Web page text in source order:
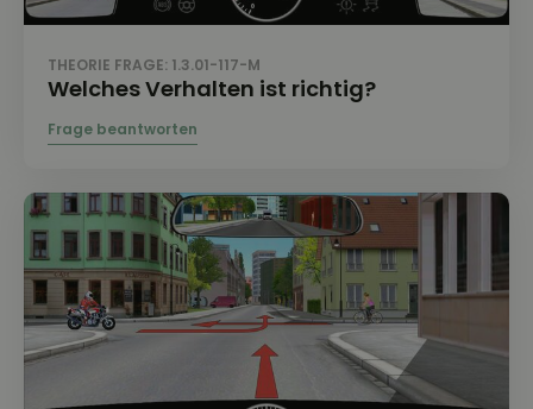
THEORIE FRAGE: 1.3.01-117-M
Welches Verhalten ist richtig?